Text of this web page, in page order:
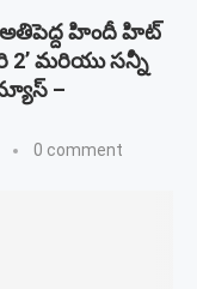
హిందీ హిట్
2’ మరియు సన్నీ
–
0 comment